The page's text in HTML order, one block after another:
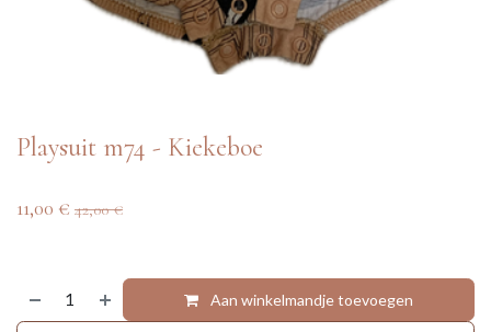
Playsuit m74 - Kiekeboe
11,00 € 42,00€
Aan winkelmandje toevoegen